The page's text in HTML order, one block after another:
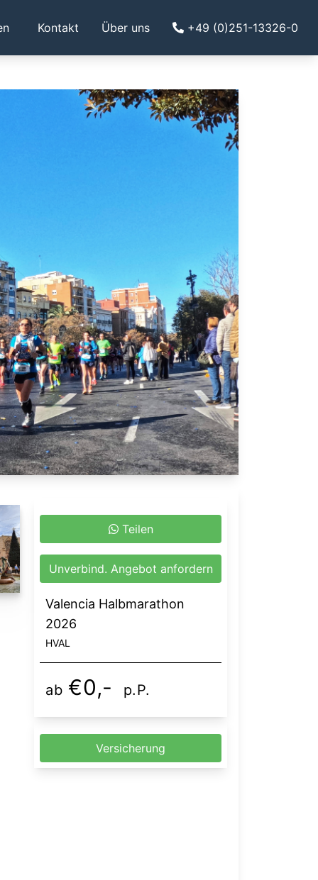
Kontakt Über uns +49 (0)251-13326-0
Teilen
Unverbind. Angebot anfordern
Valencia Halbmarathon
2026
HVAL
ab €0,- p.P.
Versicherung